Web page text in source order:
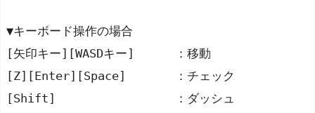
▼キーボード操作の場合
[矢印キー][WASDキー]	：移動
[Z][Enter][Space]	：チェック
[Shift]			：ダッシュ